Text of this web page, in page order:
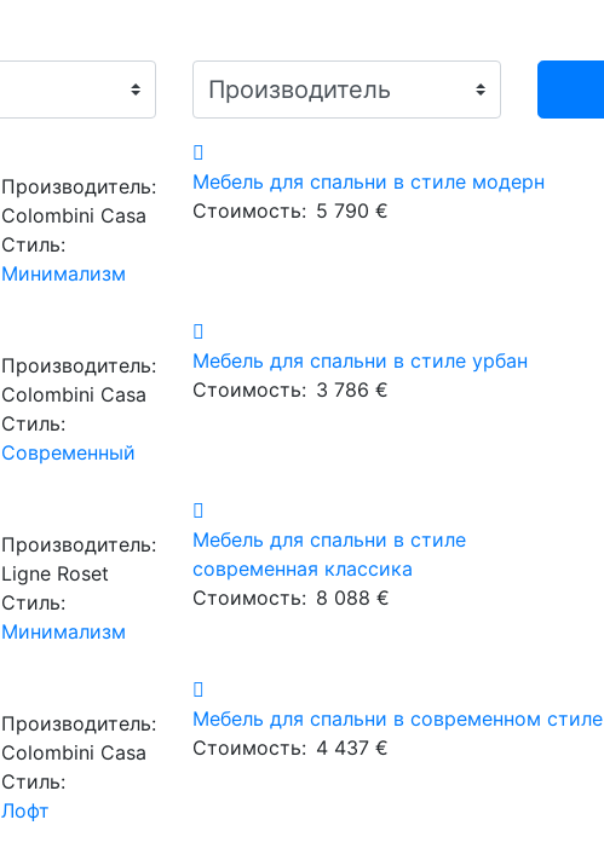
Производитель:
Сolombini Casa
Стиль:
Минимализм
Мебель для спальни в стиле модерн
Стоимость: 5 790 €
Производитель:
Сolombini Casa
Стиль:
Современный
Мебель для спальни в стиле урбан
Стоимость: 3 786 €
Производитель:
Ligne Roset
Стиль:
Минимализм
Мебель для спальни в стиле
современная классика
Стоимость: 8 088 €
Производитель:
Сolombini Casa
Стиль:
Лофт
Мебель для спальни в современном стиле
Стоимость: 4 437 €